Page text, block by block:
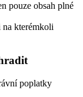
pouze obsah plné
kterémkoli
poplatky